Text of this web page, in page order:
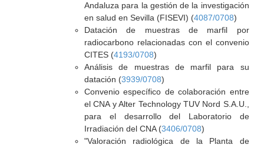
Andaluza para la gestión de la investigación
en salud en Sevilla (FISEVI) (4087/0708)
Datación de muestras de marfil por
radiocarbono relacionadas con el convenio
CITES (4193/0708)
Análisis de muestras de marfil para su
datación (3939/0708)
Convenio específico de colaboración entre
el CNA y Alter Technology TUV Nord S.A.U.,
para el desarrollo del Laboratorio de
Irradiación del CNA (3406/0708)
"Valoración radiológica de la Planta de